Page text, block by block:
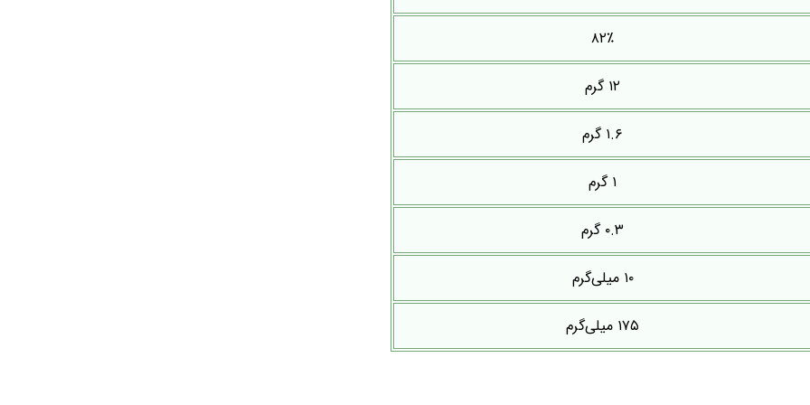
۸۲٪
۱۲ گرم
۱.۶ گرم
۱ گرم
۰.۳ گرم
۱۰ میلی‌گرم
۱۷۵ میلی‌گرم